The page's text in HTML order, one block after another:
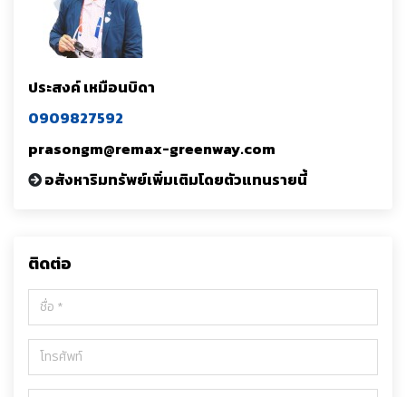
ประสงค์ เหมือนบิดา
0909827592
prasongm@remax-greenway.com
อสังหาริมทรัพย์เพิ่มเติมโดยตัวแทนรายนี้
ติดต่อ